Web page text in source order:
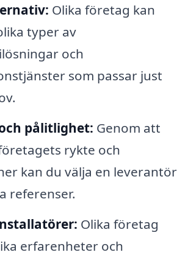
Olika företag kan
typer av
och
som passar just
pålitlighet: Genom att
rykte och
kan du välja en leverantör
referenser.
Olika företag
erfarenheter och